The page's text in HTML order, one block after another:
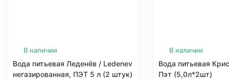
В наличии
Вода питьевая Леденёв / Ledenev
негазированная, ПЭТ 5 л (2 штук)
В наличии
Вода питьевая
Пэт (5,0л*2шт)